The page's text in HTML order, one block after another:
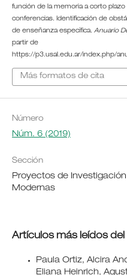
función de la memoria a corto
conferencias. Identificación de
de enseñanza específica. Anuario
partir de
https://p3.usal.edu.ar/index.php/
Más formatos de cita
Número
Núm. 6 (2019)
Sección
Proyectos de
Modernas
Artículos más leídos
Paula Ortiz, Alcira
Eliana Heinrich,